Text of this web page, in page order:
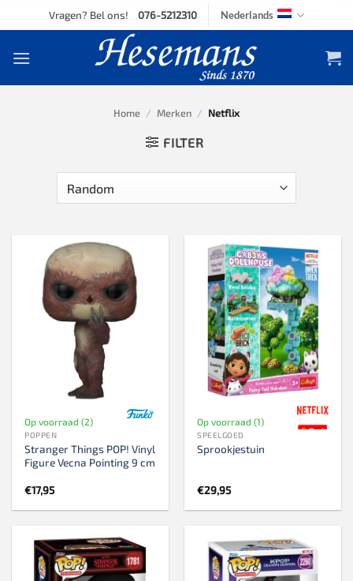
to
Vragen? Bel ons! 076-5212310 Nederlands
Home / Merken / Netflix
FILTER
Op voorraad (2)
POPPEN
Stranger Things POP! Vinyl
Figure Vecna Pointing 9 cm
€17,95
Op voorraad (1)
SPEELGOED
Sprookjestuin
€29,95